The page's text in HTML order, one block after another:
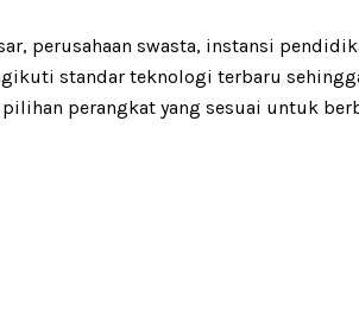
perusahaan swasta, instansi
standar teknologi terbaru
perangkat yang sesuai untuk